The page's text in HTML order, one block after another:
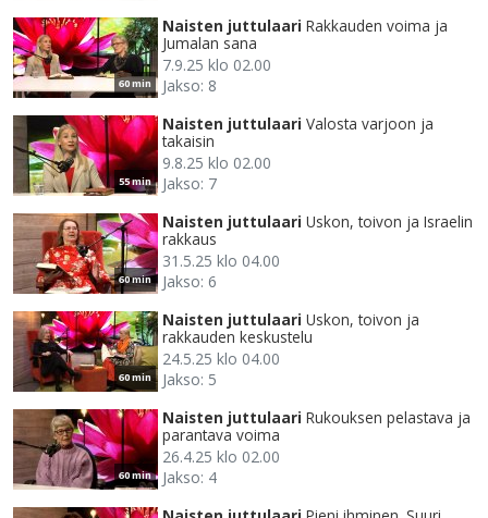
60 min
Naisten juttulaari Rakkauden voima ja
Jumalan sana
7.9.25 klo 02.00
Jakso: 8
55 min
Naisten juttulaari Valosta varjoon ja
takaisin
9.8.25 klo 02.00
Jakso: 7
60 min
Naisten juttulaari Uskon, toivon ja Israelin
rakkaus
31.5.25 klo 04.00
Jakso: 6
60 min
Naisten juttulaari Uskon, toivon ja
rakkauden keskustelu
24.5.25 klo 04.00
Jakso: 5
60 min
Naisten juttulaari Rukouksen pelastava ja
parantava voima
26.4.25 klo 02.00
Jakso: 4